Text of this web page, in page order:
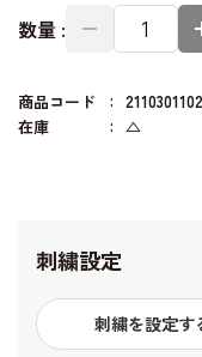
数量 :
商品コード
2110301102
在庫
△
刺繍設定
刺繍を設定す